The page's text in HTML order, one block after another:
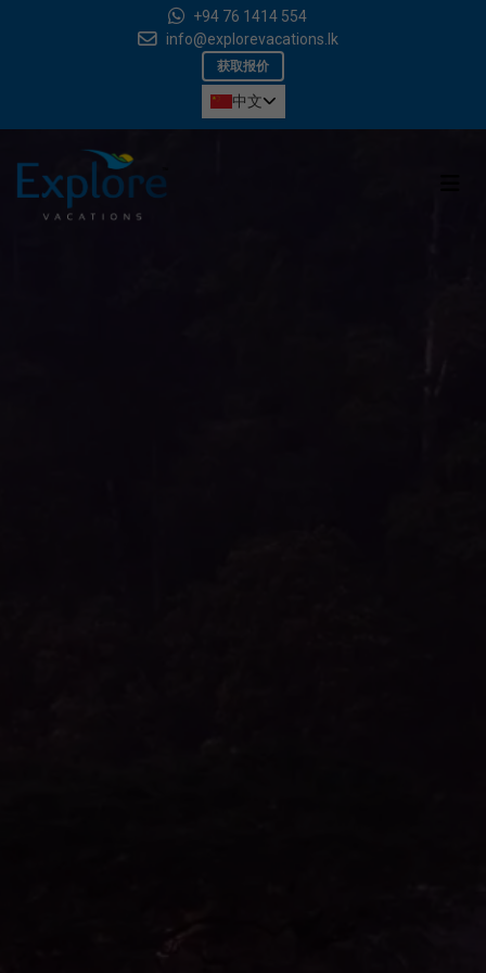
+94 76 1414 554
info@explorevacations.lk
获取报价
中文